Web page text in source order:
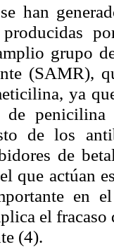
han
producidas
grupo
(SAMR),
ya
de penicilina
de los
de
que actúan
en
el fracaso
(4).